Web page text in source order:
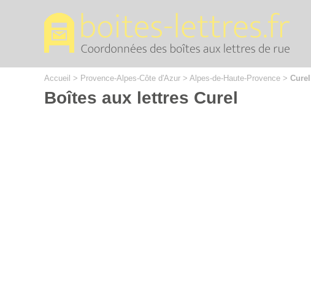
Accueil > Provence-Alpes-Côte d'Azur > Alpes-de-Haute-Provence > Curel
Boîtes aux lettres Curel